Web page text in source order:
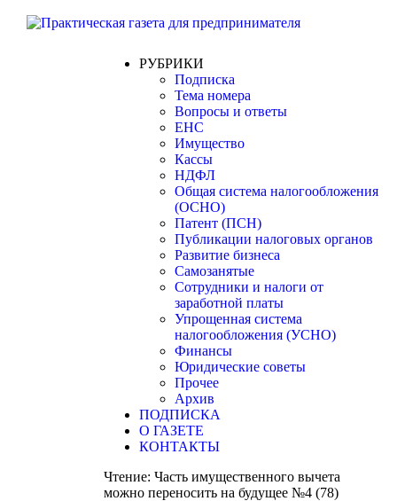
РУБРИКИ
Подписка
Тема номера
Вопросы и ответы
ЕНС
Имущество
Кассы
НДФЛ
Общая система налогообложения
(ОСНО)
Патент (ПСН)
Публикации налоговых органов
Развитие бизнеса
Самозанятые
Сотрудники и налоги от
заработной платы
Упрощенная система
налогообложения (УСНО)
Финансы
Юридические советы
Прочее
Архив
ПОДПИСКА
О ГАЗЕТЕ
КОНТАКТЫ
Чтение: Часть имущественного вычета
можно переносить на будущее №4 (78)